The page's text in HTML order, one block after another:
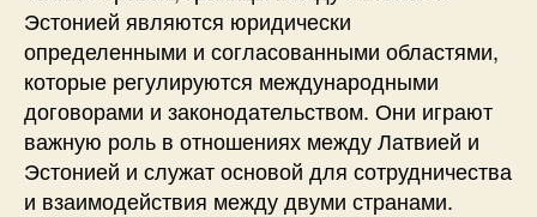
Эстонией являются юридически
определенными и согласованными областями,
которые регулируются международными
договорами и законодательством. Они играют
важную роль в отношениях между Латвией и
Эстонией и служат основой для сотрудничества
и взаимодействия между двуми странами.